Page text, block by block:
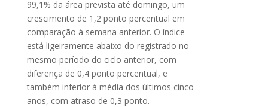
99,1% da área prevista até domingo, um
crescimento de 1,2 ponto percentual em
comparação à semana anterior. O índice
está ligeiramente abaixo do registrado no
mesmo período do ciclo anterior, com
diferença de 0,4 ponto percentual, e
também inferior à média dos últimos cinco
anos, com atraso de 0,3 ponto.